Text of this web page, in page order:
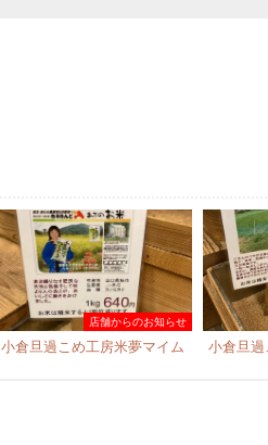
店舗からのお知らせ
小倉旦過こめ工房米夢マイム 小倉旦過